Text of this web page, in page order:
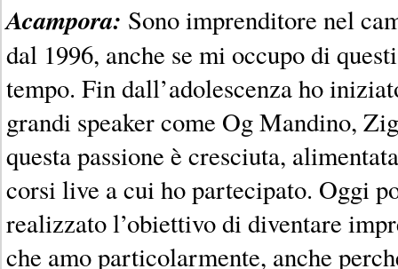
Acampora: Sono imprenditore nel
dal 1996, anche se mi occupo di
tempo. Fin dall’adolescenza ho
grandi speaker come Og Mandino,
questa passione è cresciuta,
corsi live a cui ho partecipato. Oggi
realizzato l’obiettivo di diventare
che amo particolarmente, anche